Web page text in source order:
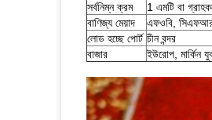
সর্বনিম্ন ক্রম
1 এমটি বা
বাণিজ্য মেয়াদ
এফওবি,
লোড হচ্ছে পোর্ট চীন বন্দর
বাজার
ইউরোপ, মার্কিন